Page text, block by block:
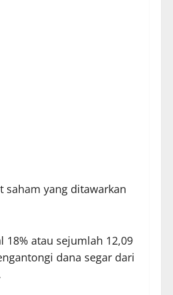
saham yang ditawarkan
18% atau sejumlah 12,09
dana segar dari